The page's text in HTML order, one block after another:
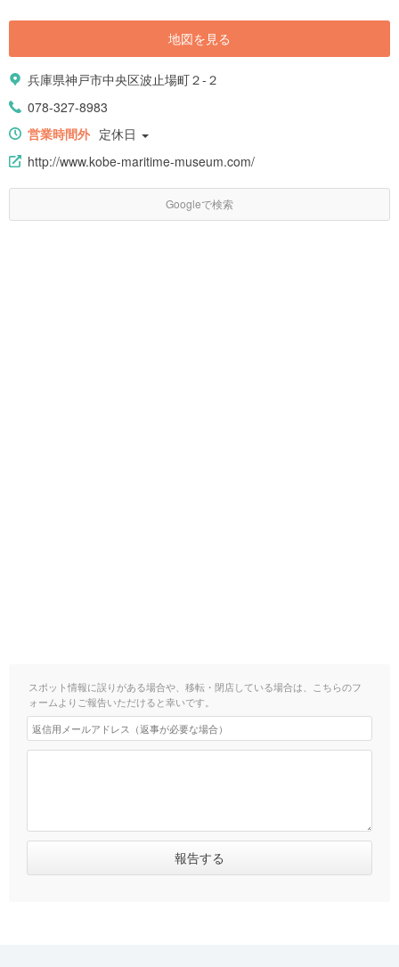
地図を見る
兵庫県神戸市中央区波止場町２-２
078-327-8983
営業時間外 定休日
http://www.kobe-maritime-museum.com/
Googleで検索
スポット情報に誤りがある場合や、移転・閉店している場合は、こちらのフ
ォームよりご報告いただけると幸いです。